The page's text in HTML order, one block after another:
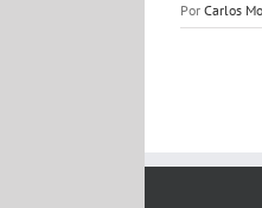
Por Carlos